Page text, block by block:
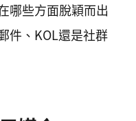
哪些方面脫穎而出
件、KOL還是社群